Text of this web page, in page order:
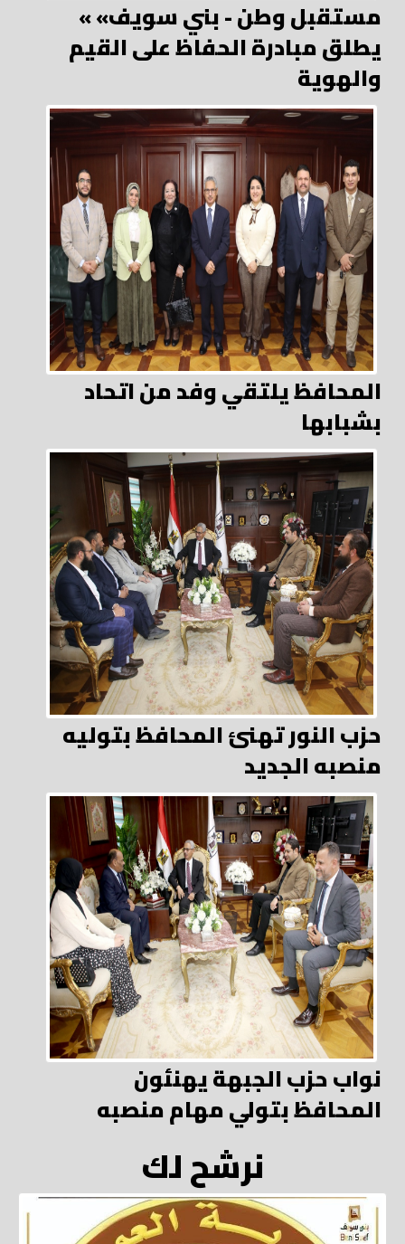
« مستقبل وطن - بني سويف»
يطلق مبادرة الحفاظ على القيم
والهوية
المحافظ يلتقي وفد من اتحاد
بشبابها
حزب النور تهنئ المحافظ بتوليه
منصبه الجديد
نواب حزب الجبهة يهنئون
المحافظ بتولي مهام منصبه
نرشح لك